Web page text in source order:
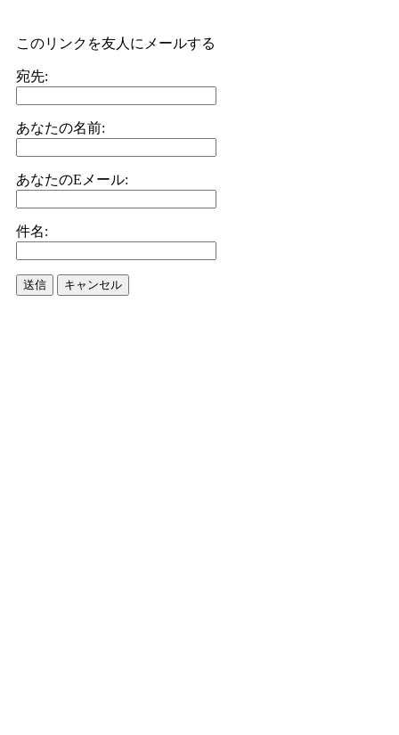
このリンクを友人にメールする
宛先:
あなたの名前:
あなたのEメール:
件名:
送信 キャンセル